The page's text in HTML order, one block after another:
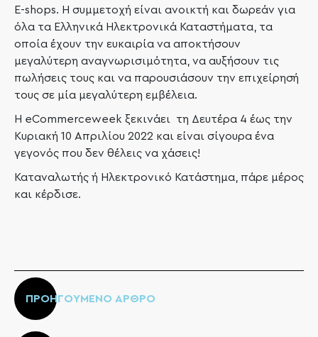
E-shops. Η συμμετοχή είναι ανοικτή και δωρεάν για
όλα τα Ελληνικά Ηλεκτρονικά Καταστήματα, τα
οποία έχουν την ευκαιρία να αποκτήσουν
μεγαλύτερη αναγνωρισιμότητα, να αυξήσουν τις
πωλήσεις τους και να παρουσιάσουν την επιχείρησή
τους σε μία μεγαλύτερη εμβέλεια.
Η eCommerceweek ξεκινάει τη Δευτέρα 4 έως την
Κυριακή 10 Απριλίου 2022 και είναι σίγουρα ένα
γεγονός που δεν θέλεις να χάσεις!
Καταναλωτής ή Ηλεκτρονικό Κατάστημα, πάρε μέρος
και κέρδισε.
ΠΡΟΗΓΟΥΜΕΝΟ ΑΡΘΡΟ